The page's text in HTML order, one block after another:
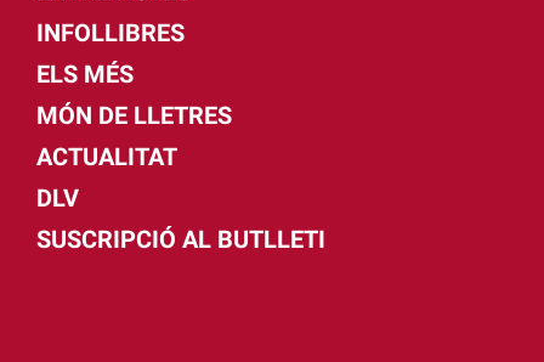
INFOLLIBRES
ELS MÉS
MÓN DE LLETRES
ACTUALITAT
DLV
SUSCRIPCIÓ AL BUTLLETI